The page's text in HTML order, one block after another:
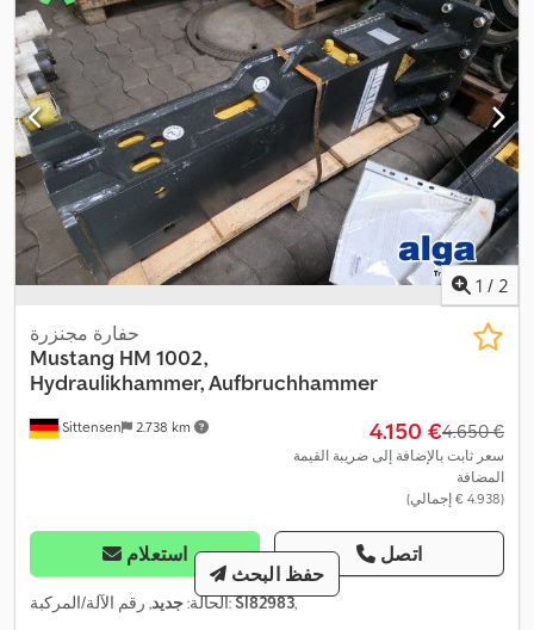
1 / 2
Sittensen 2.738 km
حفارة مجنزرة
Mustang HM 1002,
Hydraulikhammer, Aufbruchhammer
‏4.150 € ‏4.650 €
سعر ثابت بالإضافة إلى ضريبة القيمة
المضافة
(‏4.938 € إجمالي)
استعلام اتصل
الحالة:جديد , رقم الآلة/المركبة:SI82983,
حفظ البحث